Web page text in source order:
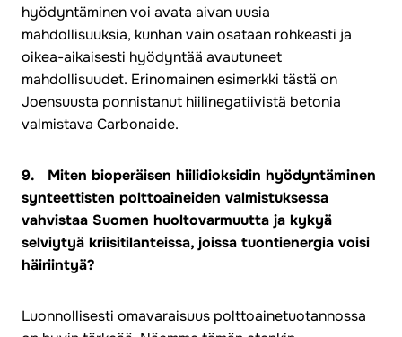
hyödyntäminen voi avata aivan uusia
mahdollisuuksia, kunhan vain osataan rohkeasti ja
oikea-aikaisesti hyödyntää avautuneet
mahdollisuudet. Erinomainen esimerkki tästä on
Joensuusta ponnistanut hiilinegatiivistä betonia
valmistava Carbonaide.
9. Miten bioperäisen hiilidioksidin hyödyntäminen
synteettisten polttoaineiden valmistuksessa
vahvistaa Suomen huoltovarmuutta ja kykyä
selviytyä kriisitilanteissa, joissa tuontienergia voisi
häiriintyä?
Luonnollisesti omavaraisuus polttoainetuotannossa